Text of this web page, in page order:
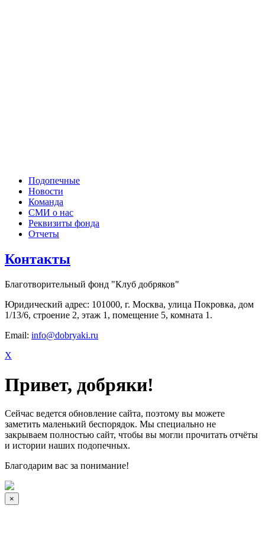
Подопечные
Новости
Команда
СМИ о нас
Реквизиты фонда
Отчеты
Контакты
Благотворительный фонд "Клуб добряков"
Юридический адрес: 101000, г. Москва, улица Покровка, дом
1/13/6, строение 2, этаж 1, помещение 5, комната 1.
Email: info@dobryaki.ru
X
Привет, добряки!
Сейчас ведется обновление сайта, поэтому вы можете
заметить маленький беспорядок. Мы специально не
закрываем полностью сайт, чтобы вы могли прочитать отчёты
и истории наших подопечных.
Благодарим вас за понимание!
×